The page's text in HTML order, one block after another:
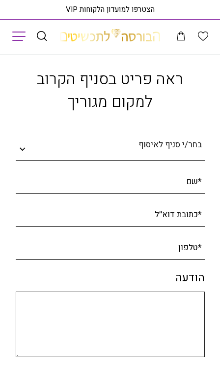
הצטרפו למועדון הלקוחות VIP
ראה פריט בסניף הקרוב
למקום מגוריך
בחר/י סניף לאיסוף
*שם
*כתובת דוא׳׳ל
*טלפון
הודעה